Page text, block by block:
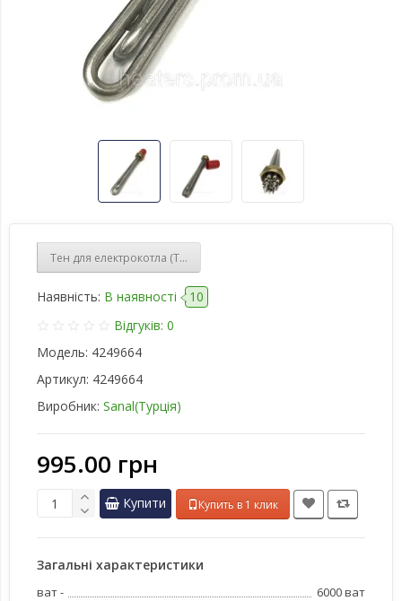
Тен для електрокотла (Титан)-Блок тен 9 кВт, 220/380 B, на
Наявність: В наявності
10
Відгуків: 0
Модель: 4249664
Артикул: 4249664
Виробник: Sanal(Турція)
995.00 грн
Купити Купить в 1 клик
Загальні характеристики
ват -
6000 ват